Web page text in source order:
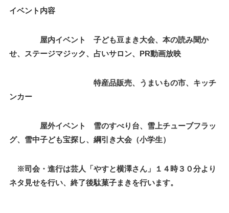
イベント内容
屋内イベント 子ども豆まき大会、本の読み聞か
せ、ステージマジック、占いサロン、PR動画放映
特産品販売、うまいもの市、キッチ
ンカー
屋外イベント 雪のすべり台、雪上チューブフラッ
グ、雪中子ども宝探し、綱引き大会（小学生）
※司会・進行は芸人「やすと横澤さん」１４時３０分より
ネタ見せを行い、終了後駄菓子まきを行います。